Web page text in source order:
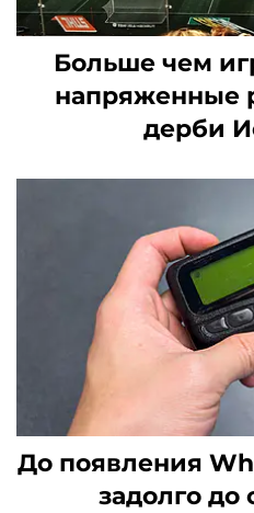
Больше чем
напряженные
дерби
До появления
задолго до